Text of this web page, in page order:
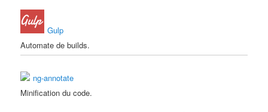
Gulp
Automate de builds.
ng-annotate
Minification du code.